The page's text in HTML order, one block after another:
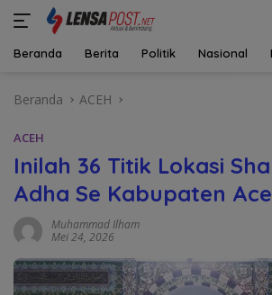
Beranda Berita Politik Nasional
Beranda ACEH
ACEH
Inilah 36 Titik Lokasi
Adha Se Kabupaten
Muhammad Ilham
Mei 24, 2026